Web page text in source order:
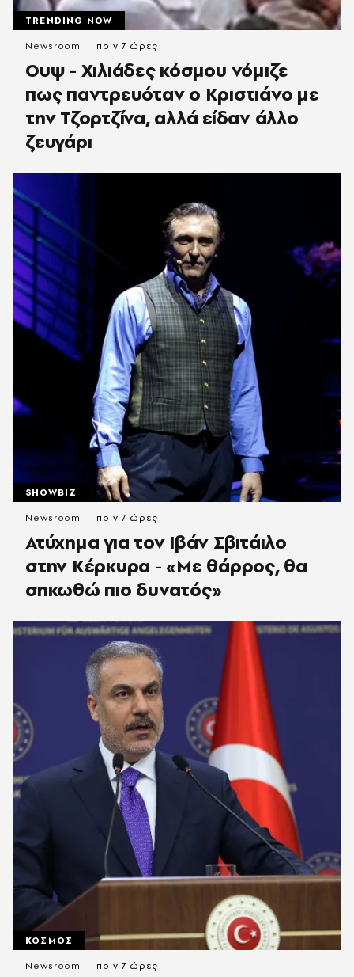
TRENDING NOW
Ουψ - Χιλιάδες κόσμου νόμιζε
πως παντρευόταν ο Κριστιάνο με
την Τζορτζίνα, αλλά είδαν άλλο
ζευγάρι
Newsroom πριν 7 ώρες
SHOWBIZ
Ατύχημα για τον Ιβάν Σβιτάιλο
στην Κέρκυρα - «Με θάρρος, θα
σηκωθώ πιο δυνατός»​​​​​​​​​​​​​​​​​​​​​​​​​​​​​​​​​​​​​​​​​
Newsroom πριν 7 ώρες
ΚΟΣΜΟΣ
Newsroom πριν 7 ώρες